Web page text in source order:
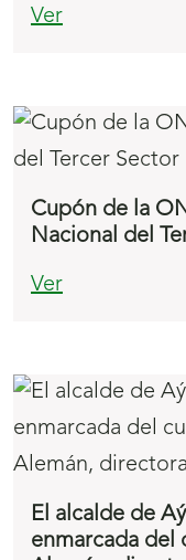
Ver
Cupón de la
Nacional del
Ver
El alcalde de
enmarcada del